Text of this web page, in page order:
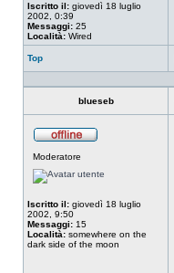
Iscritto il: giovedì 18 luglio
2002, 0:39
Messaggi: 25
Località: Wired
Top
blueseb
Moderatore
Iscritto il: giovedì 18 luglio
2002, 9:50
Messaggi: 15
Località: somewhere on the
dark side of the moon